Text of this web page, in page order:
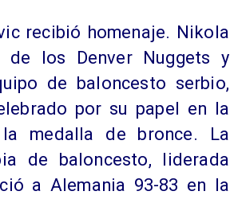
recibió homenaje. Nikola
de los Denver Nuggets y
de baloncesto serbio,
por su papel en la
medalla de bronce. La
de baloncesto, liderada
a Alemania 93-83 en la